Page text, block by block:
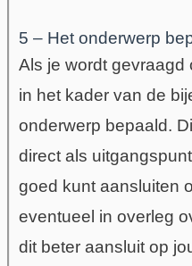
5 – Het onderwerp
Als je wordt gevraagd
in het kader van de
onderwerp bepaald.
direct als
goed kunt aansluiten
eventueel in overleg
dit beter aansluit op